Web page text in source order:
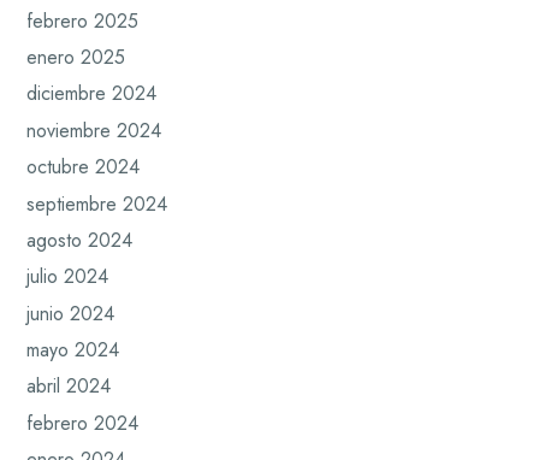
febrero 2025
enero 2025
diciembre 2024
noviembre 2024
octubre 2024
septiembre 2024
agosto 2024
julio 2024
junio 2024
mayo 2024
abril 2024
febrero 2024